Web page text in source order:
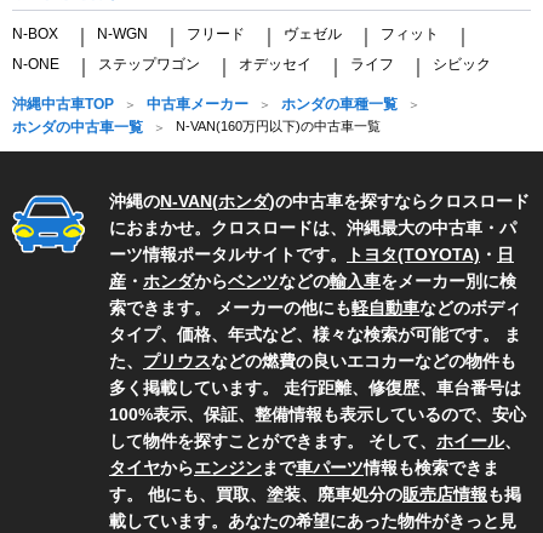
N-BOX N-WGN フリード ヴェゼル フィット
N-ONE ステップワゴン オデッセイ ライフ シビック
沖縄中古車TOP 中古車メーカー
ホンダの車種一覧
ホンダの中古車一覧
N-VAN(160万円以下)の中古車一覧
沖縄のN-VAN(ホンダ)の中古車を探すならクロスロード
におまかせ。クロスロードは、沖縄最大の中古車・パ
ーツ情報ポータルサイトです。
トヨタ(TOYOTA) ・ 日
産 ・ ホンダからベンツなどの輸入車をメーカー別に検
索できます。 メーカーの他にも軽自動車などのボディ
タイプ、価格、年式など、様々な検索が可能です。 ま
た、 プリウスなどの燃費の良いエコカーなどの物件も
多く掲載しています。 走行距離、修復歴、車台番号は
100%表示、保証、整備情報も表示しているので、安心
して物件を探すことができます。 そして、 ホイール、
タイヤからエンジンまで車パーツ情報も検索できま
す。 他にも、買取、塗装、廃車処分の販売店情報も掲
載しています。あなたの希望にあった物件がきっと見